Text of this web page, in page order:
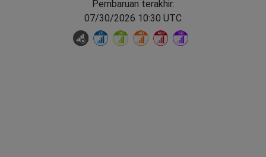
Pembaruan terakhir:
07/30/2026 10:30 UTC